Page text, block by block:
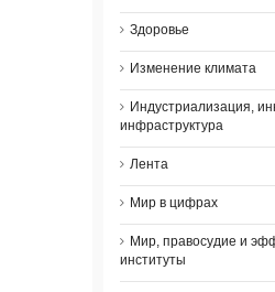
Здоровье
Изменение климата
Индустриализация,
инфраструктура
Лента
Мир в цифрах
Мир, правосудие и
институты